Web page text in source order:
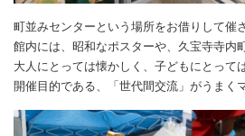
町並みセンターという場所をお借りして催
館内には、昭和なポスターや、久宝寺寺内
大人にとっては懐かしく、子どもにとって
開催目的である、「世代間交流」がうまく